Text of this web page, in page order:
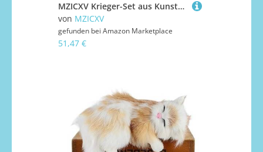
MZICXV Krieger-Set aus Kunststoff for, Spielzeug-Schwert, Schild, Bogen, Pfeil, Köcher, Gürtel, 6-teiliges Cosplay-Kostümzubehör for Kostümpartys for Jungen, sicheres Rollenspiel-Geschenk(B)
von MZICXV
gefunden bei Amazon Marketplace
51,47 €